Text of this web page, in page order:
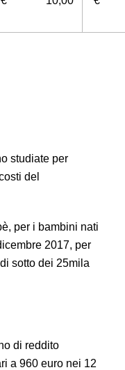
studiate per
del
per i bambini nati
2017, per
sotto dei 25mila
di reddito
a 960 euro nei 12